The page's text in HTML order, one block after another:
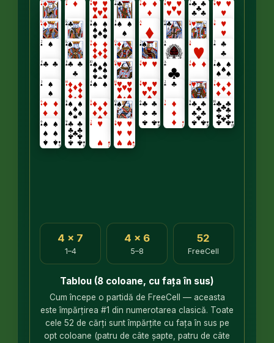
4 × 7
1–4
4 × 6
5–8
52
FreeCell
Tablou (8 coloane, cu fața în sus)
Cum începe o partidă de FreeCell — aceasta
este împărțirea #1 din numerotarea clasică. Toate
cele 52 de cărți sunt împărțite cu fața în sus pe
opt coloane (patru de câte șapte, patru de câte